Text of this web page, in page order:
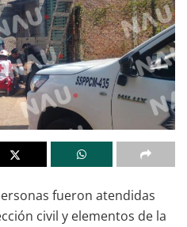
fueron atendidas
civil y elementos de la